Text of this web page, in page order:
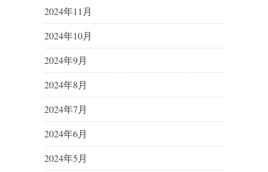
2024年11月
2024年10月
2024年9月
2024年8月
2024年7月
2024年6月
2024年5月